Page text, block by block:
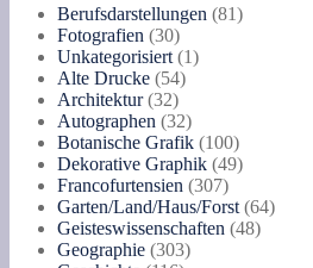
Berufsdarstellungen 8181
Fotografien 3030
Produkte
Unkategorisiert 11
Alte Drucke 5454
Architektur 3232
Produkte
Autographen 3232
Produkte
Botanische Grafik 100100
Produkte
Dekorative Graphik 4949
Francofurtensien 307307
Produkte
Garten/Land/Haus/Forst 6464
Geisteswissenschaften 4848
Geographie 303303